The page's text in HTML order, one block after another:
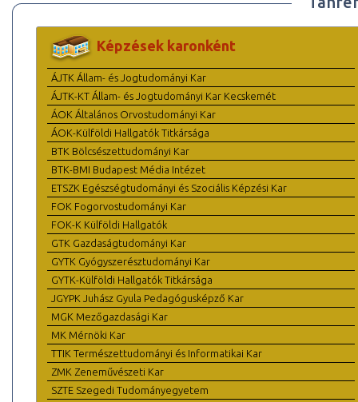
Képzések karonként
ÁJTK Állam- és Jogtudományi Kar
ÁJTK-KT Állam- és Jogtudományi Kar Kecskemét
ÁOK Általános Orvostudományi Kar
ÁOK-Külföldi Hallgatók Titkársága
BTK Bölcsészettudományi Kar
BTK-BMI Budapest Média Intézet
ETSZK Egészségtudományi és Szociális Képzési Kar
FOK Fogorvostudományi Kar
FOK-K Külföldi Hallgatók
GTK Gazdaságtudományi Kar
GYTK Gyógyszerésztudományi Kar
GYTK-Külföldi Hallgatók Titkársága
JGYPK Juhász Gyula Pedagógusképző Kar
MGK Mezőgazdasági Kar
MK Mérnöki Kar
TTIK Természettudományi és Informatikai Kar
ZMK Zeneművészeti Kar
SZTE Szegedi Tudományegyetem